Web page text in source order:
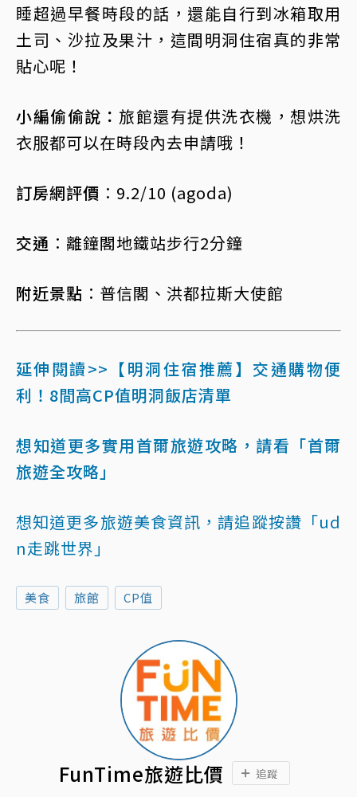
睡超過早餐時段的話，還能自行到冰箱取用
土司、沙拉及果汁，這間明洞住宿真的非常
貼心呢！
小編偷偷說： 旅館還有提供洗衣機，想烘洗
衣服都可以在時段內去申請哦！
訂房網評價︰ 9.2/10 (agoda)
交通︰ 離鐘閣地鐵站步行2分鐘
附近景點︰ 普信閣、洪都拉斯大使館
延伸閱讀>>【明洞住宿推薦】交通購物便
利！8間高CP值明洞飯店清單
想知道更多實用首爾旅遊攻略，請看「首爾
旅遊全攻略」
想知道更多旅遊美食資訊，請追蹤按讚「ud
n走跳世界」
美食 旅館 CP值
FunTime旅遊比價 追蹤